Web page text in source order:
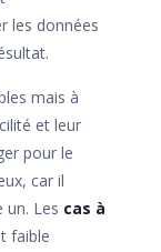
les données
mais à
et leur
pour le
car il
un. Les cas à
faible